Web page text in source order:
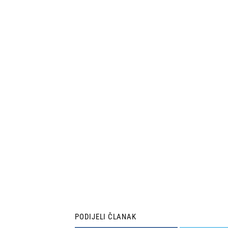
PODIJELI ČLANAK